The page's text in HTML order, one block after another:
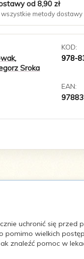
od 8,90 zł
metody dostawy
KOD:
978-
,
Sroka
EAN:
uchronić się przed
pomimo wielkich
znaleźć pomoc w